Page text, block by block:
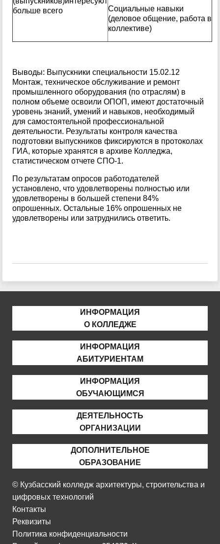
больше всего
Социальные навыки
(деловое общение, работа в
коллективе)
Выводы: Выпускники специальности 15.02.12
Монтаж, техническое обслуживание и ремонт
промышленного оборудования (по отраслям) в
полном объеме освоили ОПОП, имеют достаточный
уровень знаний, умений и навыков, необходимый
для самостоятельной профессиональной
деятельности. Результаты контроля качества
подготовки выпускников фиксируются в протоколах
ГИА, которые хранятся в архиве Колледжа,
статистическом отчете CПO-1.
По результатам опросов работодателей
установлено, что удовлетворены полностью или
удовлетворены в большей степени 84%
опрошенных. Остальные 16% опрошенных не
удовлетворены или затруднились ответить.
ИНФОРМАЦИЯ
О КОЛЛЕДЖЕ
ИНФОРМАЦИЯ
АБИТУРИЕНТАМ
ИНФОРМАЦИЯ
ОБУЧАЮЩИМСЯ
ДЕЯТЕЛЬНОСТЬ
ОРГАНИЗАЦИИ
ДОПОЛНИТЕЛЬНОЕ
ОБРАЗОВАНИЕ
© Кузбасский колледж архитектуры, строительства и
цифровых технологий
Контакты
Реквизиты
Политика конфиденциальности